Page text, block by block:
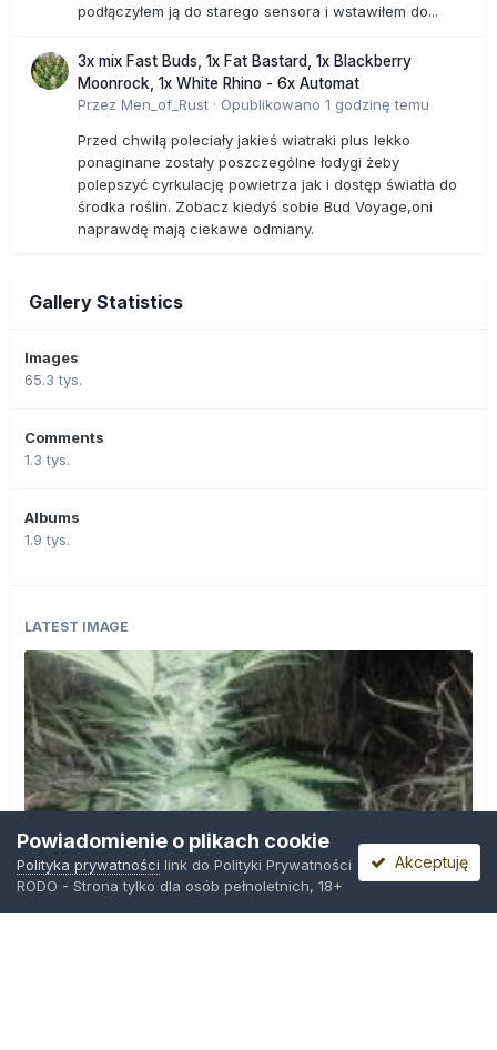
podłączyłem ją do starego sensora i wstawiłem do...
3x mix Fast Buds, 1x Fat Bastard, 1x Blackberry
Moonrock, 1x White Rhino - 6x Automat
Przez Men_of_Rust · Opublikowano 1 godzinę temu
Przed chwilą poleciały jakieś wiatraki plus lekko
ponaginane zostały poszczególne łodygi żeby
polepszyć cyrkulację powietrza jak i dostęp światła do
środka roślin. Zobacz kiedyś sobie Bud Voyage,oni
naprawdę mają ciekawe odmiany.
Gallery Statistics
Images
65.3 tys.
Comments
1.3 tys.
Albums
1.9 tys.
LATEST IMAGE
Powiadomienie o plikach cookie
Polityka prywatności link do Polityki Prywatności
RODO - Strona tylko dla osób pełnoletnich, 18+
Akceptuję